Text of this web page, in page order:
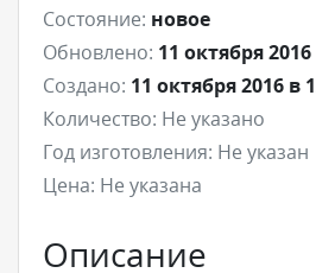
Состояние: новое
Обновлено: 11 октября
Создано: 11 октября 2016 в
Количество: Не указано
Год изготовления: Не указан
Цена: Не указана
Описание